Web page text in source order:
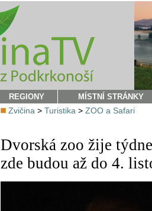
REGIONY MÍSTNÍ STRÁNKY
Zvičina > Turistika > ZOO a Safari
Dvorská zoo žije
zde budou až do 4.